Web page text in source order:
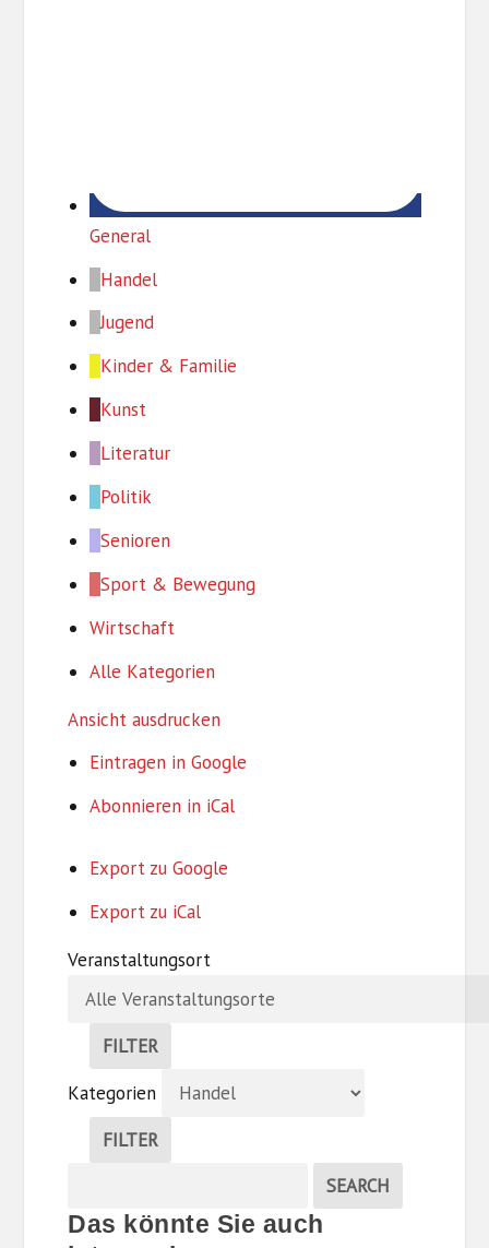
General
Handel
Jugend
Kinder & Familie
Kunst
Literatur
Politik
Senioren
Sport & Bewegung
Wirtschaft
Alle Kategorien
Ansicht ausdrucken
Eintragen in Google
Abonnieren in iCal
Export zu Google
Export zu iCal
Veranstaltungsort
FILTER
V
E
R
A
T
A
Kategorien
FILTER
E
SEARCH
Das könnte Sie auch